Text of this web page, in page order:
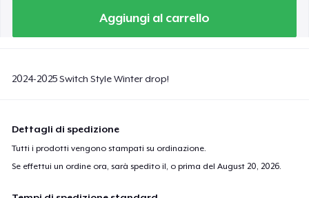
Aggiungi al carrello
2024-2025 Switch Style Winter drop!
Dettagli di spedizione
Tutti i prodotti vengono stampati su ordinazione.
Se effettui un ordine ora, sarà spedito il, o prima delAugust 20, 2026.